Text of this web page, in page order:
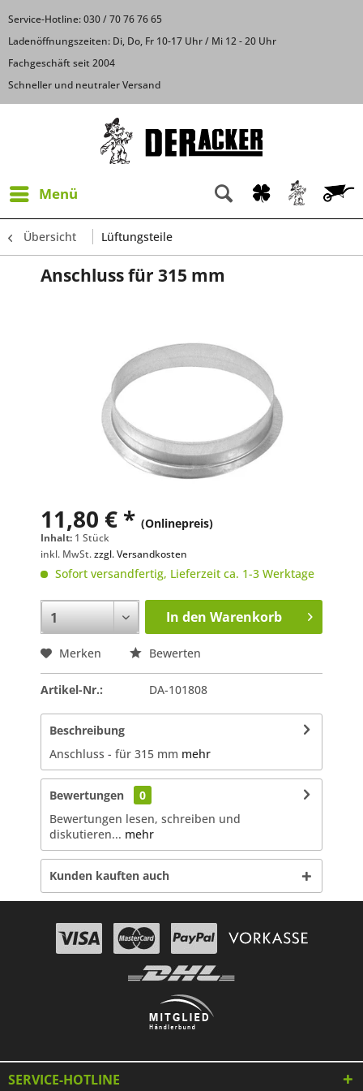
Service-Hotline: 030 / 70 76 76 65
Ladenöffnungszeiten: Di, Do, Fr 10-17 Uhr / Mi 12 - 20 Uhr
Fachgeschäft seit 2004
Schneller und neutraler Versand
Menü
Übersicht Lüftungsteile
Anschluss für 315 mm
11,80 € * (Onlinepreis)
Inhalt: 1 Stück
inkl. MwSt.zzgl. Versandkosten
Sofort versandfertig, Lieferzeit ca. 1-3 Werktage
In den Warenkorb
Merken Bewerten
Artikel-Nr.: DA-101808
Beschreibung
Anschluss - für 315 mm mehr
Bewertungen
0
Bewertungen lesen, schreiben und
diskutieren... mehr
Kunden kauften auch
SERVICE-HOTLINE